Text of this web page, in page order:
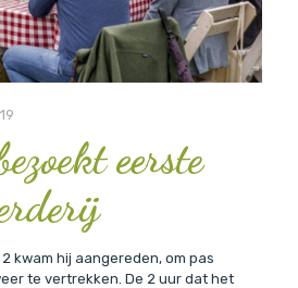
eerste
kwam hij aangereden, om pas
te vertrekken. De 2 uur dat het